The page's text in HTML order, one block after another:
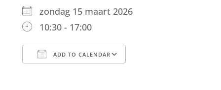
zondag 15 maart 2026
10:30 - 17:00
ADD TO CALENDAR